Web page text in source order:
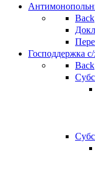
Back
Господдержка
Back